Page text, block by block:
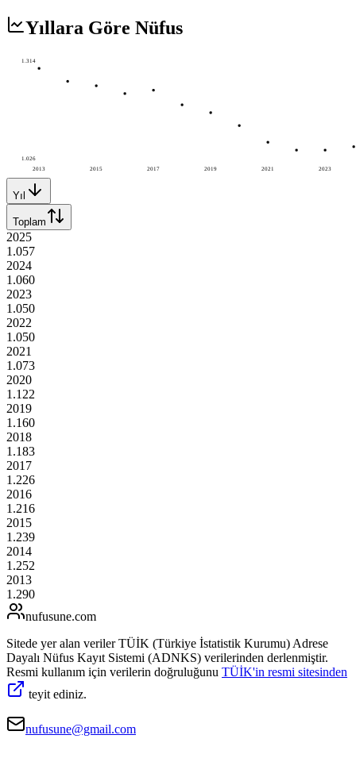
Yıllara Göre Nüfus
2013 2015 2017 2019 2021 2023
1.314
1.026
Yıl
Toplam
2025
1.057
2024
1.060
2023
1.050
2022
1.050
2021
1.073
2020
1.122
2019
1.160
2018
1.183
2017
1.226
2016
1.216
2015
1.239
2014
1.252
2013
1.290
nufusune.com
Sitede yer alan veriler TÜİK (Türkiye İstatistik Kurumu) Adrese
Dayalı Nüfus Kayıt Sistemi (ADNKS) verilerinden derlenmiştir.
Resmi kullanım için verilerin doğruluğunu TÜİK'in resmi sitesinden
teyit ediniz.
nufusune@gmail.com